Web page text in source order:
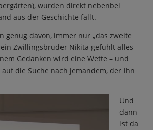
wurden direkt nebenbei
aus der Geschichte fällt.
genug davon, immer nur „das zweite
Zwillingsbruder Nikita gefühlt alles
Gedanken wird eine Wette – und
die Suche nach jemandem, der ihn
Und
dann
ist da